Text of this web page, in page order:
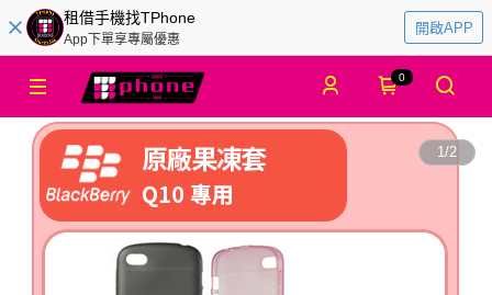
租借手機找TPhone
App下單享專屬優惠
開啟APP
0
1/2